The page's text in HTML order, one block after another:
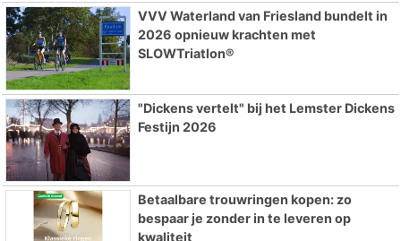
VVV Waterland van Friesland bundelt in
2026 opnieuw krachten met
SLOWTriatlon®
"Dickens vertelt" bij het Lemster Dickens
Festijn 2026
Betaalbare trouwringen kopen: zo
bespaar je zonder in te leveren op
kwaliteit